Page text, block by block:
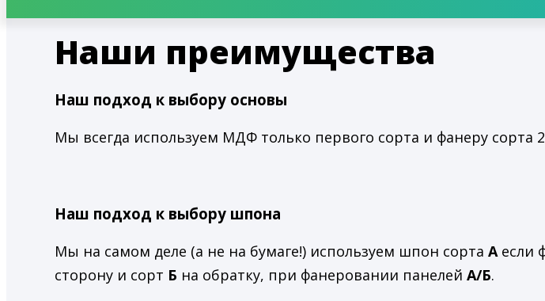
Наши преимущества
Наш подход к выбору основы
Мы всегда используем МДФ только первого сорта и фанеру сорта
Наш подход к выбору шпона
Мы на самом деле (а не на бумаге!) используем шпон сорта А если
сторону и сорт Б на обратку, при фанеровании панелей А/Б.